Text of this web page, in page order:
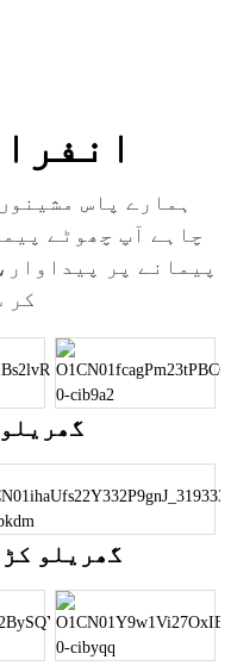
ہمارے پاس
چاہے آپ چھوٹے
پیمانے پر
کر
گھریلو